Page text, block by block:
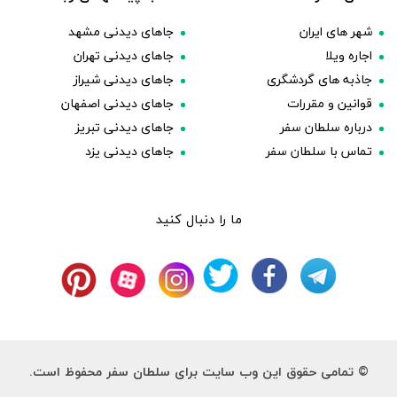
شهر های ایران
اجاره ویلا
جاذبه های گردشگری
قوانین و مقررات
درباره سلطان سفر
تماس با سلطان سفر
جاهای دیدنی مشهد
جاهای دیدنی تهران
جاهای دیدنی شیراز
جاهای دیدنی اصفهان
جاهای دیدنی تبریز
جاهای دیدنی یزد
ما را دنبال کنید
© تمامی حقوق این وب سایت برای سلطان سفر محفوظ است.